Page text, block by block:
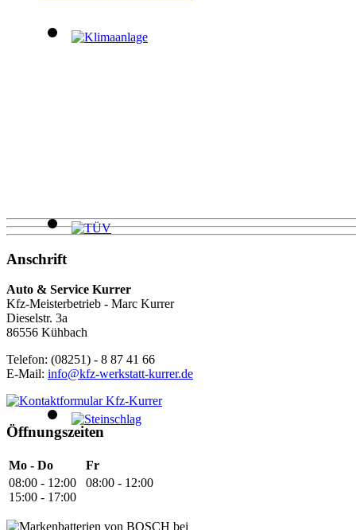
Anschrift
Auto & Service Kurrer
Kfz-Meisterbetrieb - Marc Kurrer
Dieselstr. 3a
86556 Kühbach
Telefon: (08251) - 8 87 41 66
E-Mail: info@kfz-werkstatt-kurrer.de
Öffnungszeiten
Mo - Do
Fr
08:00 - 12:00
15:00 - 17:00
08:00 - 12:00